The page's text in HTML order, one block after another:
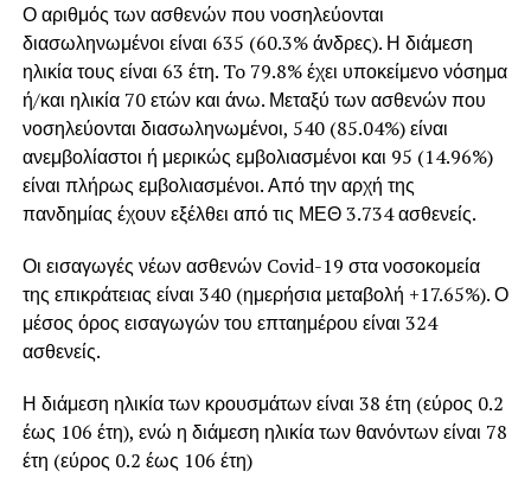
Ο αριθμός των ασθενών που νοσηλεύονται
διασωληνωμένοι είναι 635 (60.3% άνδρες). Η διάμεση
ηλικία τους είναι 63 έτη. To 79.8% έχει υποκείμενο νόσημα
ή/και ηλικία 70 ετών και άνω. Μεταξύ των ασθενών που
νοσηλεύονται διασωληνωμένοι, 540 (85.04%) είναι
ανεμβολίαστοι ή μερικώς εμβολιασμένοι και 95 (14.96%)
είναι πλήρως εμβολιασμένοι. Από την αρχή της
πανδημίας έχουν εξέλθει από τις ΜΕΘ 3.734 ασθενείς.
Οι εισαγωγές νέων ασθενών Covid-19 στα νοσοκομεία
της επικράτειας είναι 340 (ημερήσια μεταβολή +17.65%). Ο
μέσος όρος εισαγωγών του επταημέρου είναι 324
ασθενείς.
Η διάμεση ηλικία των κρουσμάτων είναι 38 έτη (εύρος 0.2
έως 106 έτη), ενώ η διάμεση ηλικία των θανόντων είναι 78
έτη (εύρος 0.2 έως 106 έτη)